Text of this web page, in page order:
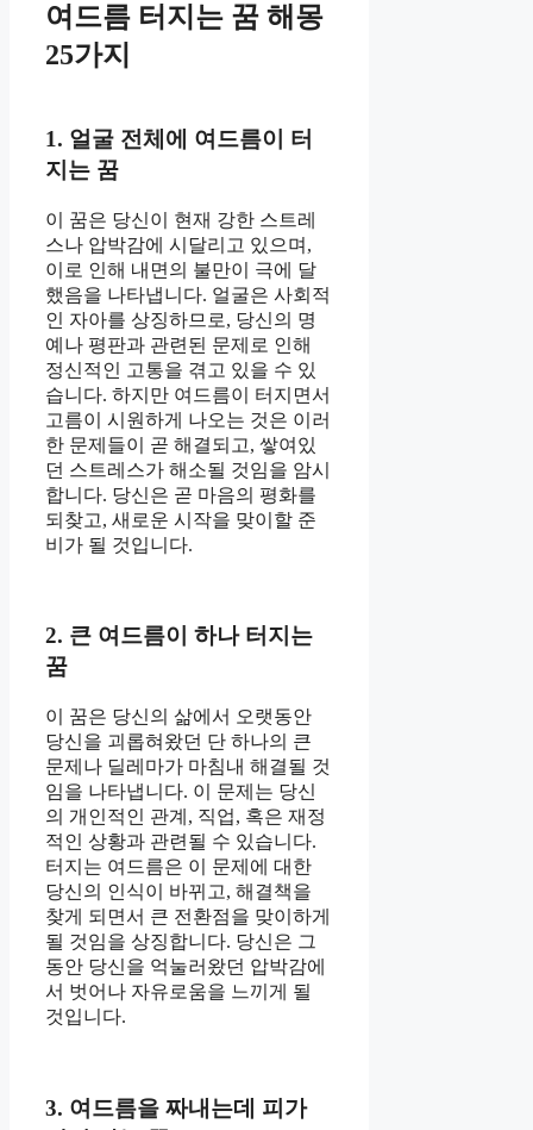
여드름 터지는 꿈 해몽
25가지
1. 얼굴 전체에 여드름이 터
지는 꿈
이 꿈은 당신이 현재 강한 스트레
스나 압박감에 시달리고 있으며,
이로 인해 내면의 불만이 극에 달
했음을 나타냅니다. 얼굴은 사회적
인 자아를 상징하므로, 당신의 명
예나 평판과 관련된 문제로 인해
정신적인 고통을 겪고 있을 수 있
습니다. 하지만 여드름이 터지면서
고름이 시원하게 나오는 것은 이러
한 문제들이 곧 해결되고, 쌓여있
던 스트레스가 해소될 것임을 암시
합니다. 당신은 곧 마음의 평화를
되찾고, 새로운 시작을 맞이할 준
비가 될 것입니다.
2. 큰 여드름이 하나 터지는
꿈
이 꿈은 당신의 삶에서 오랫동안
당신을 괴롭혀왔던 단 하나의 큰
문제나 딜레마가 마침내 해결될 것
임을 나타냅니다. 이 문제는 당신
의 개인적인 관계, 직업, 혹은 재정
적인 상황과 관련될 수 있습니다.
터지는 여드름은 이 문제에 대한
당신의 인식이 바뀌고, 해결책을
찾게 되면서 큰 전환점을 맞이하게
될 것임을 상징합니다. 당신은 그
동안 당신을 억눌러왔던 압박감에
서 벗어나 자유로움을 느끼게 될
것입니다.
3. 여드름을 짜내는데 피가